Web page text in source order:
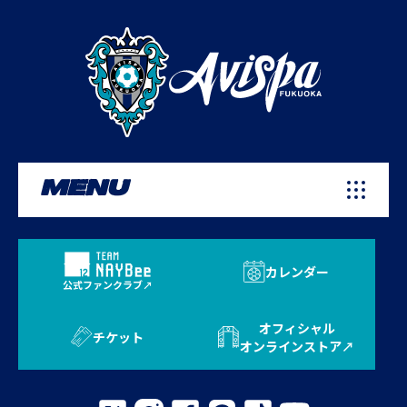
MENU
公式ファンクラブ
カレンダー
チケット
オフィシャル
オンラインストア